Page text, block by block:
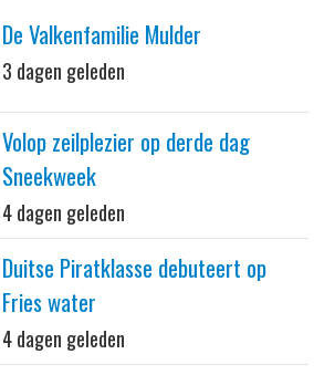
De Valkenfamilie Mulder
3 dagen geleden
Volop zeilplezier op derde dag
Sneekweek
4 dagen geleden
Duitse Piratklasse debuteert op
Fries water
4 dagen geleden